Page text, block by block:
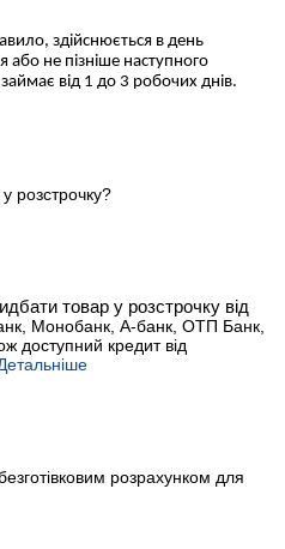
здійснюється в день
не пізніше наступного
від 1 до 3 робочих днів.
розстрочку?
товар у розстрочку від
Монобанк, А-банк, ОТП Банк,
доступний кредит від
розрахунком для